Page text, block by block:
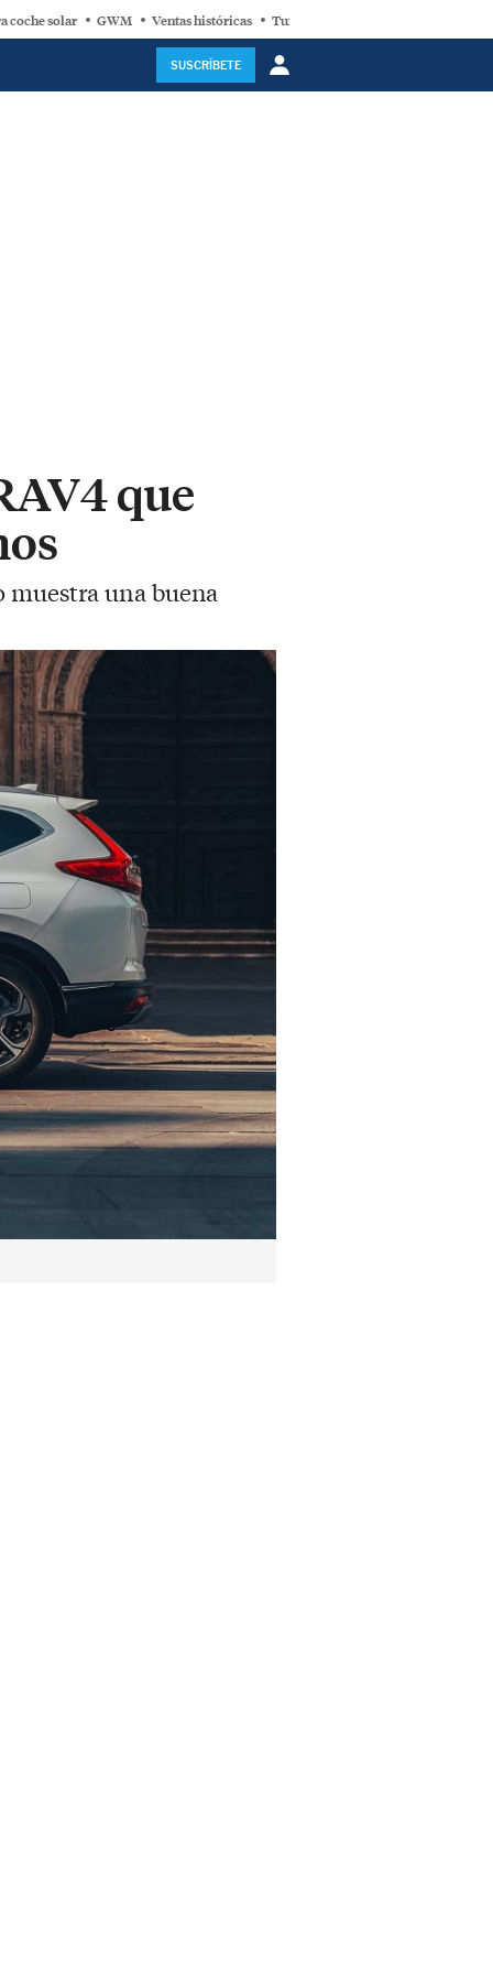
coche solar GWM Ventas históricas Turbina eólica
SUSCRÍBETE
que
muestra una buena